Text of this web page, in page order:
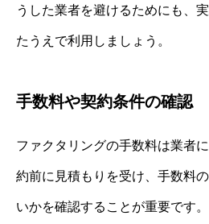
うした業者を避けるためにも、
たうえで利用しましょう。
手数料や契約条件の確認
ファクタリングの手数料は業者
約前に見積もりを受け、手数料
いかを確認することが重要です